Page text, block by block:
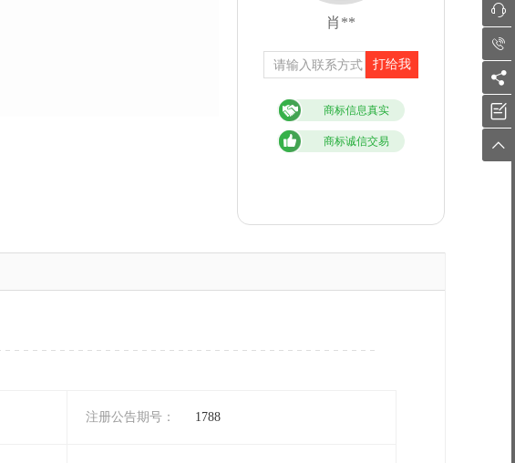
肖**
打给我
商标信息真实
商标诚信交易
注册公告期号： 1788




